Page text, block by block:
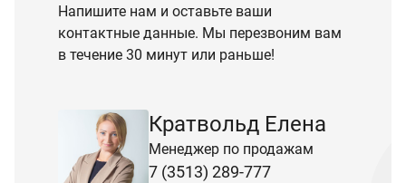
Напишите нам и оставьте ваши
контактные данные. Мы перезвоним вам
в течение 30 минут или раньше!
Кратвольд Елена
Менеджер по продажам
7 (3513) 289-777